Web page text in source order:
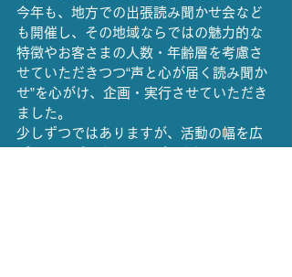
今年も、地方での出張読み聞かせ会など
も開催し、その地域ならではの魅力的な
特徴やお客さまの人数・年齢層を考慮さ
せていただきつつ“声と心が届く読み聞か
せ”を心がけ、企画・実行させていただき
ました。
少しずつではありますが、活動の幅を広